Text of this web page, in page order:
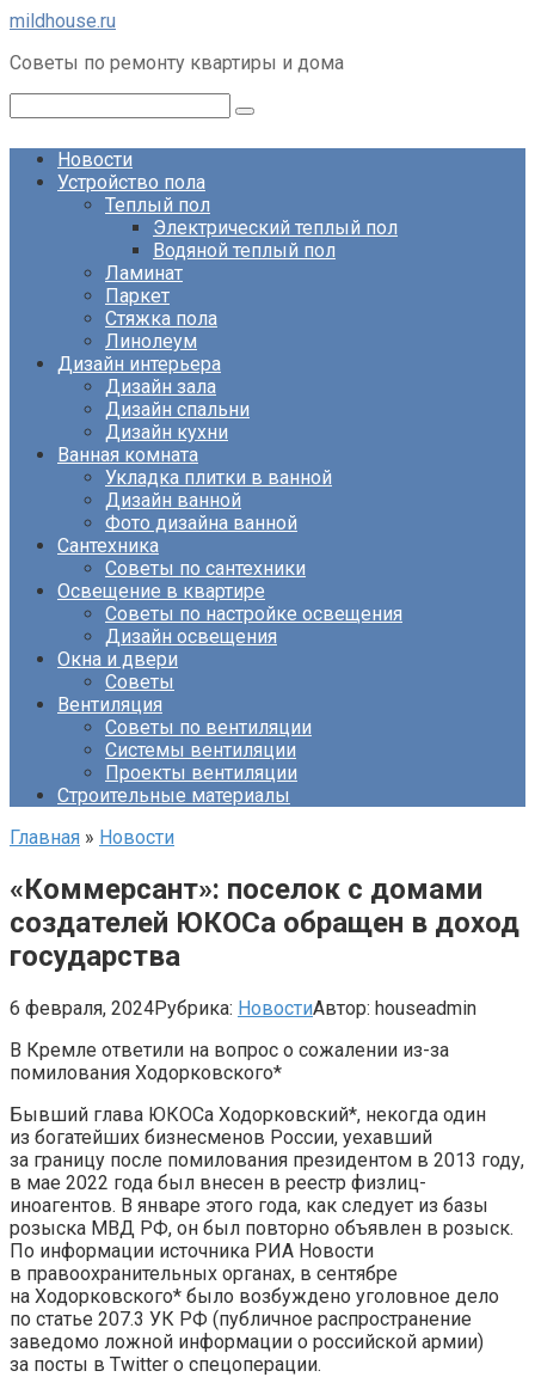
Перейти
контенту
mildhouse.ru
Советы по ремонту квартиры и дома
Новости
Устройство пола
Теплый пол
Электрический теплый пол
Водяной теплый пол
Ламинат
Паркет
Стяжка пола
Линолеум
Дизайн интерьера
Дизайн зала
Дизайн спальни
Дизайн кухни
Ванная комната
Укладка плитки в ванной
Дизайн ванной
Фото дизайна ванной
Сантехника
Советы по сантехники
Освещение в квартире
Советы по настройке освещения
Дизайн освещения
Окна и двери
Советы
Вентиляция
Советы по вентиляции
Системы вентиляции
Проекты вентиляции
Строительные материалы
Главная » Новости
«Коммерсант»: поселок с домами
создателей ЮКОСа обращен в доход
государства
6 февраля, 2024Рубрика: НовостиАвтор: houseadmin
В Кремле ответили на вопрос о сожалении из-за
помилования Ходорковского*
Бывший глава ЮКОСа Ходорковский*, некогда один
из богатейших бизнесменов России, уехавший
за границу после помилования президентом в 2013 году,
в мае 2022 года был внесен в реестр физлиц-
иноагентов. В январе этого года, как следует из базы
розыска МВД РФ, он был повторно объявлен в розыск.
По информации источника РИА Новости
в правоохранительных органах, в сентябре
на Ходорковского* было возбуждено уголовное дело
по статье 207.3 УК РФ (публичное распространение
заведомо ложной информации о российской армии)
за посты в Twitter о спецоперации.